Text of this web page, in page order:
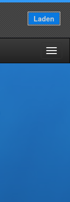
Laden